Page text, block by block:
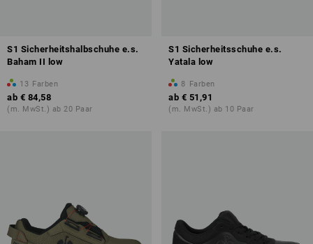
S1 Sicherheitshalbschuhe e.s.
Baham II low
13 Farben
ab € 84,58
(m. MwSt.) ab 20 Paar
S1 Sicherheitsschuhe e.s.
Yatala low
8 Farben
ab € 51,91
(m. MwSt.) ab 10 Paar